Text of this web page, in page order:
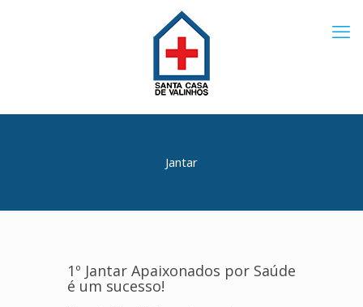
Jantar
1º Jantar Apaixonados por Saúde
é um sucesso!